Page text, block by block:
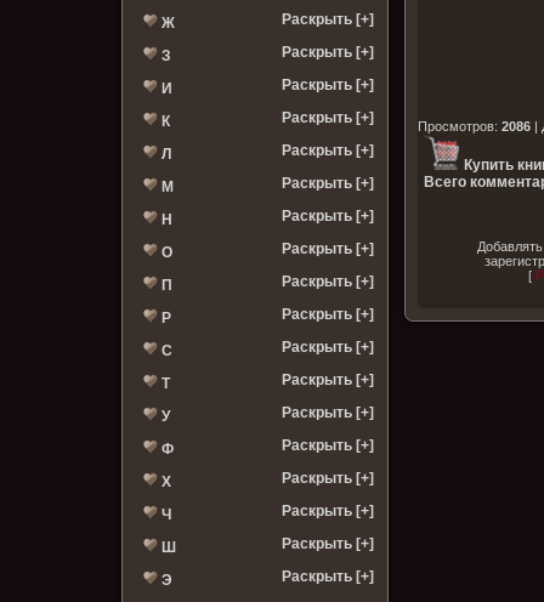
Ж Раскрыть [+]
З Раскрыть [+]
И Раскрыть [+]
К Раскрыть [+]
Л Раскрыть [+]
М Раскрыть [+]
Н Раскрыть [+]
О Раскрыть [+]
П Раскрыть [+]
Р Раскрыть [+]
С Раскрыть [+]
Т Раскрыть [+]
У Раскрыть [+]
Ф Раскрыть [+]
Х Раскрыть [+]
Ч Раскрыть [+]
Ш Раскрыть [+]
Э Раскрыть [+]
Просмотров:2086 |
Купить
Всего
[